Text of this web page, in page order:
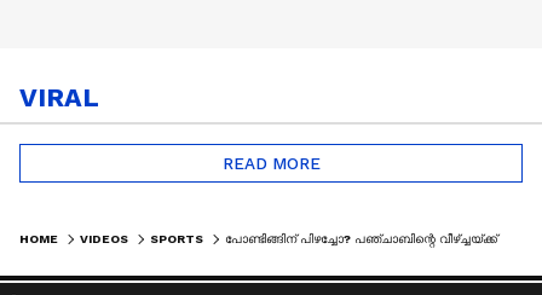
VIRAL
READ MORE
HOME VIDEOS SPORTS പോണ്ടിങ്ങിന് പിഴച്ചോ? പഞ്ചാബിന്റെ വീഴ്‌ച്ചയ്ക്ക് പിന്നിലെ കാരണങ്ങള്‍ | PUNJAB KINGS | IPL 2026